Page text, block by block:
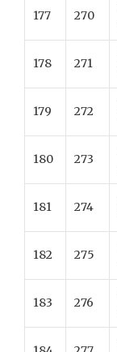
177 270
178 271
179 272
180 273
181 274
182 275
183 276